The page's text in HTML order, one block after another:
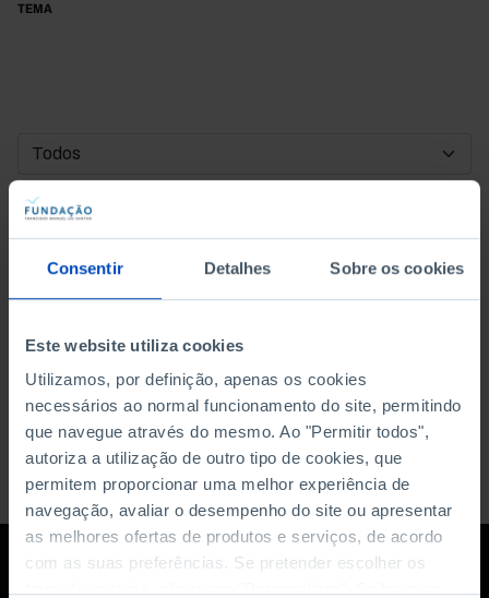
Consentir Detalhes Sobre os cookies
Este website utiliza cookies
Utilizamos, por definição, apenas os cookies
necessários ao normal funcionamento do site, permitindo
que navegue através do mesmo. Ao "Permitir todos",
autoriza a utilização de outro tipo de cookies, que
permitem proporcionar uma melhor experiência de
navegação, avaliar o desempenho do site ou apresentar
as melhores ofertas de produtos e serviços, de acordo
com as suas preferências. Se pretender escolher os
TEMA
DATA DE INÍCIO
DATA DE FIM